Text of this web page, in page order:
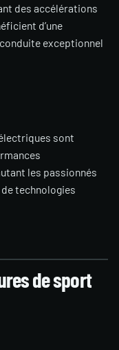
des accélérations
d’une
exceptionnel
sont
les passionnés
technologies
de sport